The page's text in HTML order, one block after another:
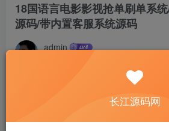
18国语言电影影视抢单刷单系
源码/带内置客服系统源码
admin
系统前端重塑ui，最很适合海外审美；
长江源码网